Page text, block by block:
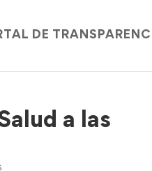
DE
a las